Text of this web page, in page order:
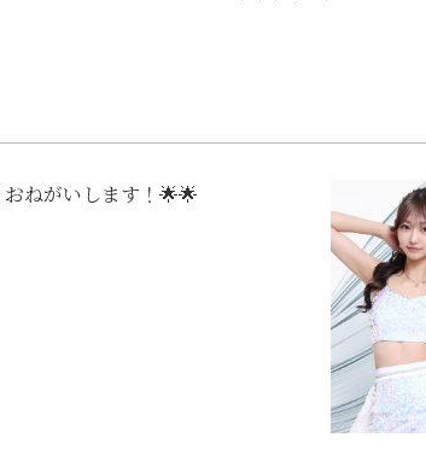
ねがいします！🌟🌟